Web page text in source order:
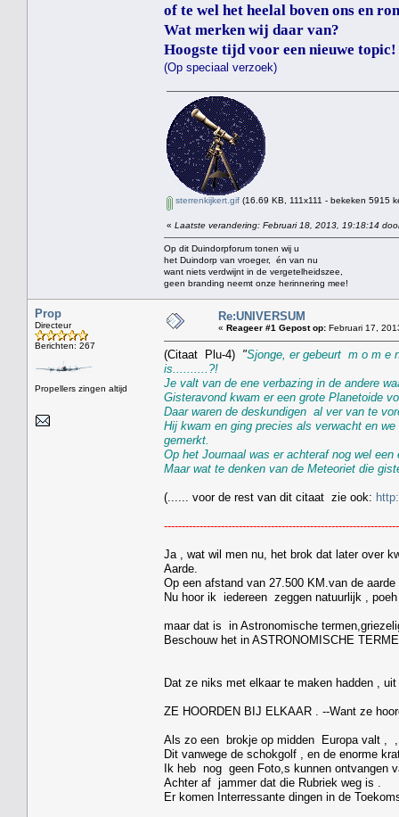
of te wel het heelal boven ons en
Wat merken wij daar van?
Hoogste tijd voor een nieuwe topic!
(Op speciaal verzoek)
sterrenkijkert.gif (16.69 KB, 111x111 - bekeken 5915
« Laatste verandering: Februari 18, 2013, 19:18:14
Op dit Duindorpforum tonen wij u
het Duindorp van vroeger, én van nu
want niets verdwijnt in de vergetelheidszee,
geen branding neemt onze herinnering mee!
Prop
Directeur
Berichten: 267
Propellers zingen altijd
Re:UNIVERSUM
« Reageer #1 Gepost op: Februari 17,
(Citaat Plu-4) "Sjonge, er gebeurt m o m e
is..........?!
Je valt van de ene verbazing in de andere
Gisteravond kwam er een grote Planetoide
Daar waren de deskundigen al ver van te
Hij kwam en ging precies als verwacht en
gemerkt.
Op het Journaal was er achteraf nog wel een
Maar wat te denken van de Meteoriet die
(...... voor de rest van dit citaat zie ook:
Ja , wat wil men nu, het brok dat later over
Aarde.
Op een afstand van 27.500 KM.van de aarde
Nu hoor ik iedereen zeggen natuurlijk ,
maar dat is in Astronomische
Beschouw het in ASTRONOMISCHE
Dat ze niks met elkaar te maken hadden ,
ZE HOORDEN BIJ ELKAAR . --Want ze
Als zo een brokje op midden Europa valt ,
Dit vanwege de schokgolf , en de enorme
Ik heb nog geen Foto,s kunnen ontvangen
Achter af jammer dat die Rubriek weg is .
Er komen Interressante dingen in de